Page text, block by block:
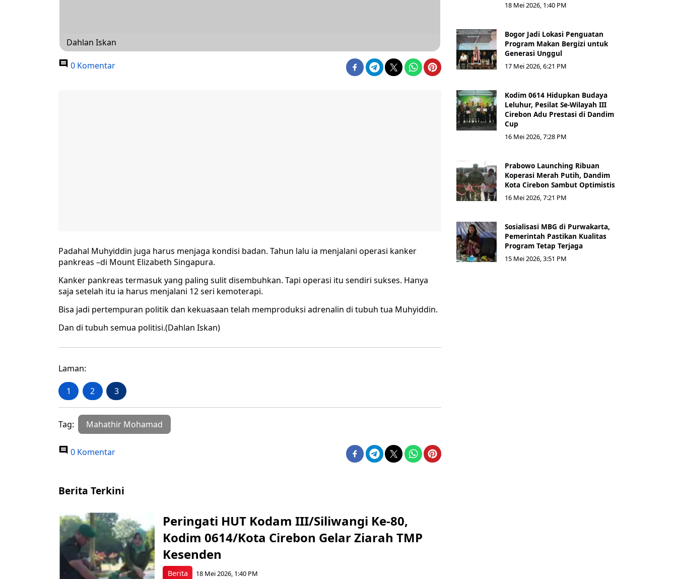
Dahlan Iskan
0 Komentar
Padahal Muhyiddin juga harus menjaga kondisi badan. Tahun lalu ia menjalani operasi kanker
pankreas –di Mount Elizabeth Singapura.
Kanker pankreas termasuk yang paling sulit disembuhkan. Tapi operasi itu sendiri sukses. Hanya
saja setelah itu ia harus menjalani 12 seri kemoterapi.
Bisa jadi pertempuran politik dan kekuasaan telah memproduksi adrenalin di tubuh tua Muhyiddin.
Dan di tubuh semua politisi.(Dahlan Iskan)
Laman:
1 2 3
Tag: Mahathir Mohamad
0 Komentar
18 Mei 2026, 1:40 PM
Bogor Jadi Lokasi Penguatan
Program Makan Bergizi untuk
Generasi Unggul
17 Mei 2026, 6:21 PM
Kodim 0614 Hidupkan Budaya
Leluhur, Pesilat Se-Wilayah III
Cirebon Adu Prestasi di Dandim
Cup
16 Mei 2026, 7:28 PM
Prabowo Launching Ribuan
Koperasi Merah Putih, Dandim
Kota Cirebon Sambut Optimistis
16 Mei 2026, 7:21 PM
Sosialisasi MBG di Purwakarta,
Pemerintah Pastikan Kualitas
Program Tetap Terjaga
15 Mei 2026, 3:51 PM
Berita Terkini
Berita
Peringati HUT Kodam III/Siliwangi Ke-80,
Kodim 0614/Kota Cirebon Gelar Ziarah TMP
Kesenden
18 Mei 2026, 1:40 PM